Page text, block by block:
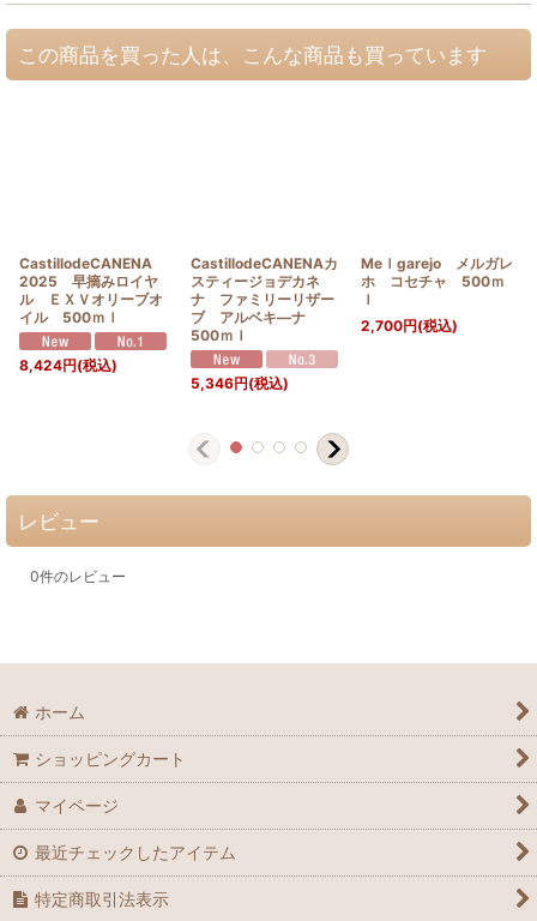
この商品を買った人は、こんな商品も買っています
CastillodeCANENA
2025 早摘みロイヤ
ル ＥＸＶオリーブオ
イル 500ｍｌ
8,424円(税込)
CastillodeCANENAカ
スティージョデカネ
ナ ファミリーリザー
ブ アルベキ―ナ
500ｍｌ
5,346円(税込)
Meｌgarejo メルガレ
ホ コセチャ 500ｍ
ｌ
2,700円(税込)
レビュー
0件のレビュー
ホーム
ショッピングカート
マイページ
最近チェックしたアイテム
特定商取引法表示